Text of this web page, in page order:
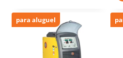
para aluguel